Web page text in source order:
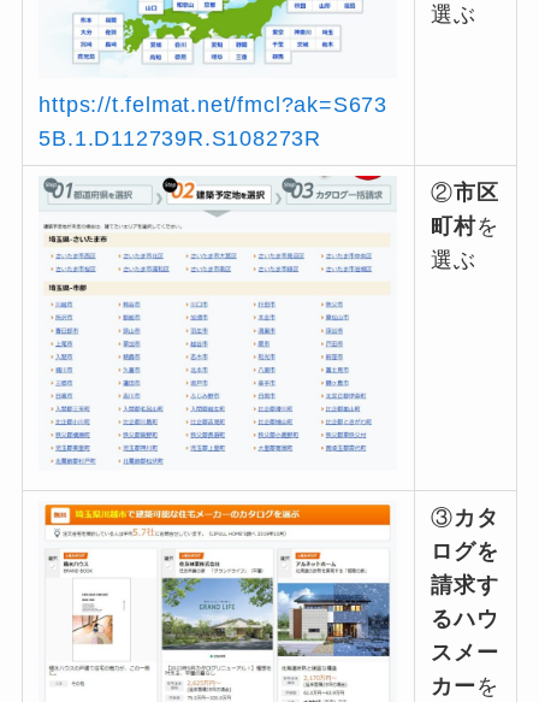
https://t.felmat.net/fmcl?ak=S673
5B.1.D112739R.S108273R
選ぶ
②市区
町村を
選ぶ
③カタ
ログを
請求す
るハウ
スメー
カー を